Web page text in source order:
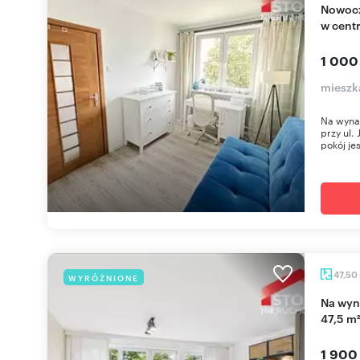
Nowoczesne 2-pokojowe mieszkanie z balkonem
w
1 000
Na
przy ul.
pokój
WYRÓŻNIONE 47,50
Na wynajem komfortowe 3-pokojowe mieszkanie
47,5
1 900